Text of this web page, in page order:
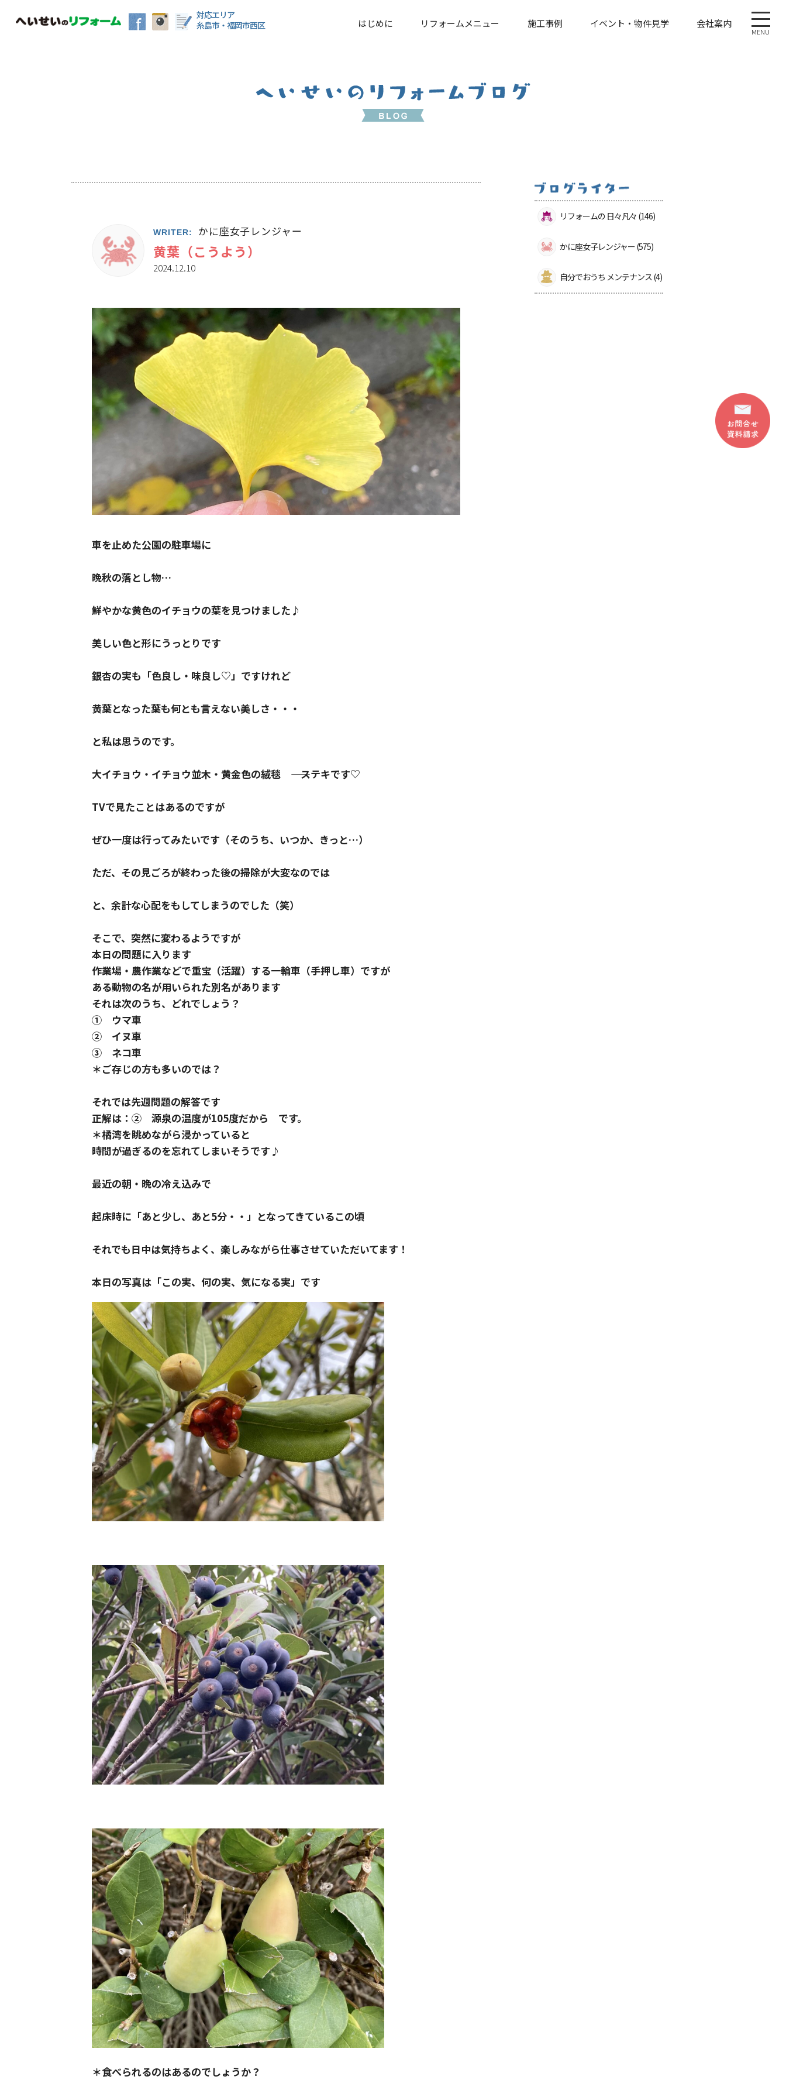
対応エリア
糸島市・福岡市西区
MENU
はじめに リフォームメニュー 施工事例 イベント・物件見学 会社案内
WRITER: かに座女子レンジャー
黄葉（こうよう）
2024.12.10
車を止めた公園の駐車場に
晩秋の落とし物…
鮮やかな黄色のイチョウの葉を見つけました♪
美しい色と形にうっとりです
銀杏の実も「色良し・味良し♡」ですけれど
黄葉となった葉も何とも言えない美しさ・・・
と私は思うのです。
大イチョウ・イチョウ並木・黄金色の絨毯 ―― ステキです♡
TVで見たことはあるのですが
ぜひ一度は行ってみたいです（そのうち、いつか、きっと…）
ただ、その見ごろが終わった後の掃除が大変なのでは
と、余計な心配をもしてしまうのでした（笑）
そこで、突然に変わるようですが
本日の問題に入ります
作業場・農作業などで重宝（活躍）する一輪車（手押し車）ですが
ある動物の名が用いられた別名があります
それは次のうち、どれでしょう？
① ウマ車
② イヌ車
③ ネコ車
＊ご存じの方も多いのでは？
それでは先週問題の解答です
正解は：② 源泉の温度が105度だから です。
＊橘湾を眺めながら浸かっていると
時間が過ぎるのを忘れてしまいそうです♪
最近の朝・晩の冷え込みで
起床時に「あと少し、あと5分・・」となってきているこの頃
それでも日中は気持ちよく、楽しみながら仕事させていただいてます！
本日の写真は「この実、何の実、気になる実」です
＊食べられるのはあるのでしょうか？
リフォームの 日々凡々 (146)
かに座女子レンジャー (575)
自分でおうち メンテナンス (4)